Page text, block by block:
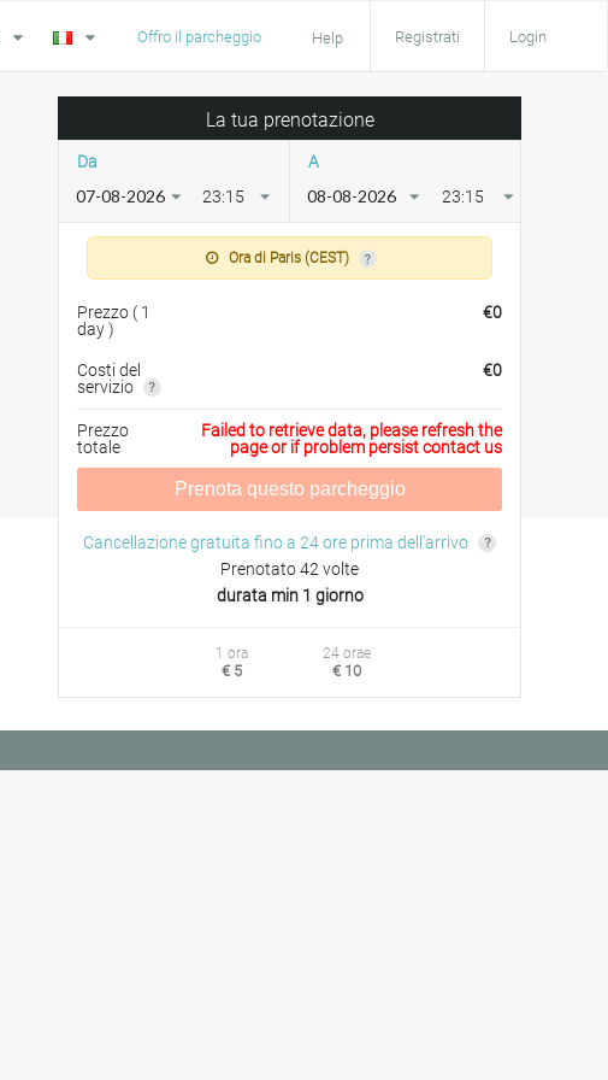
Offro il parcheggio Help Registrati Login
La tua prenotazione
Da
23:15
A
23:15
Ora di Paris (CEST)
Prezzo (1
day)
€0
Costi del
servizio
€0
Prezzo
totale
Failed to retrieve data, please refresh the
page or if problem persist contact us
Prenota questo parcheggio
Cancellazione gratuita fino a 24 ore prima dell'arrivo
Prenotato 42 volte
durata min 1 giorno
1 ora
€ 5
24 orae
€ 10